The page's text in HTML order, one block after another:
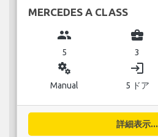
MERCEDES A CLASS
group
5
business_center
3
miscellaneous_services
Manual
login
5 ドア
詳細表示...